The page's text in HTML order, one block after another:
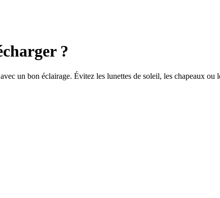
?
un bon éclairage. Évitez les lunettes de soleil, les chapeaux